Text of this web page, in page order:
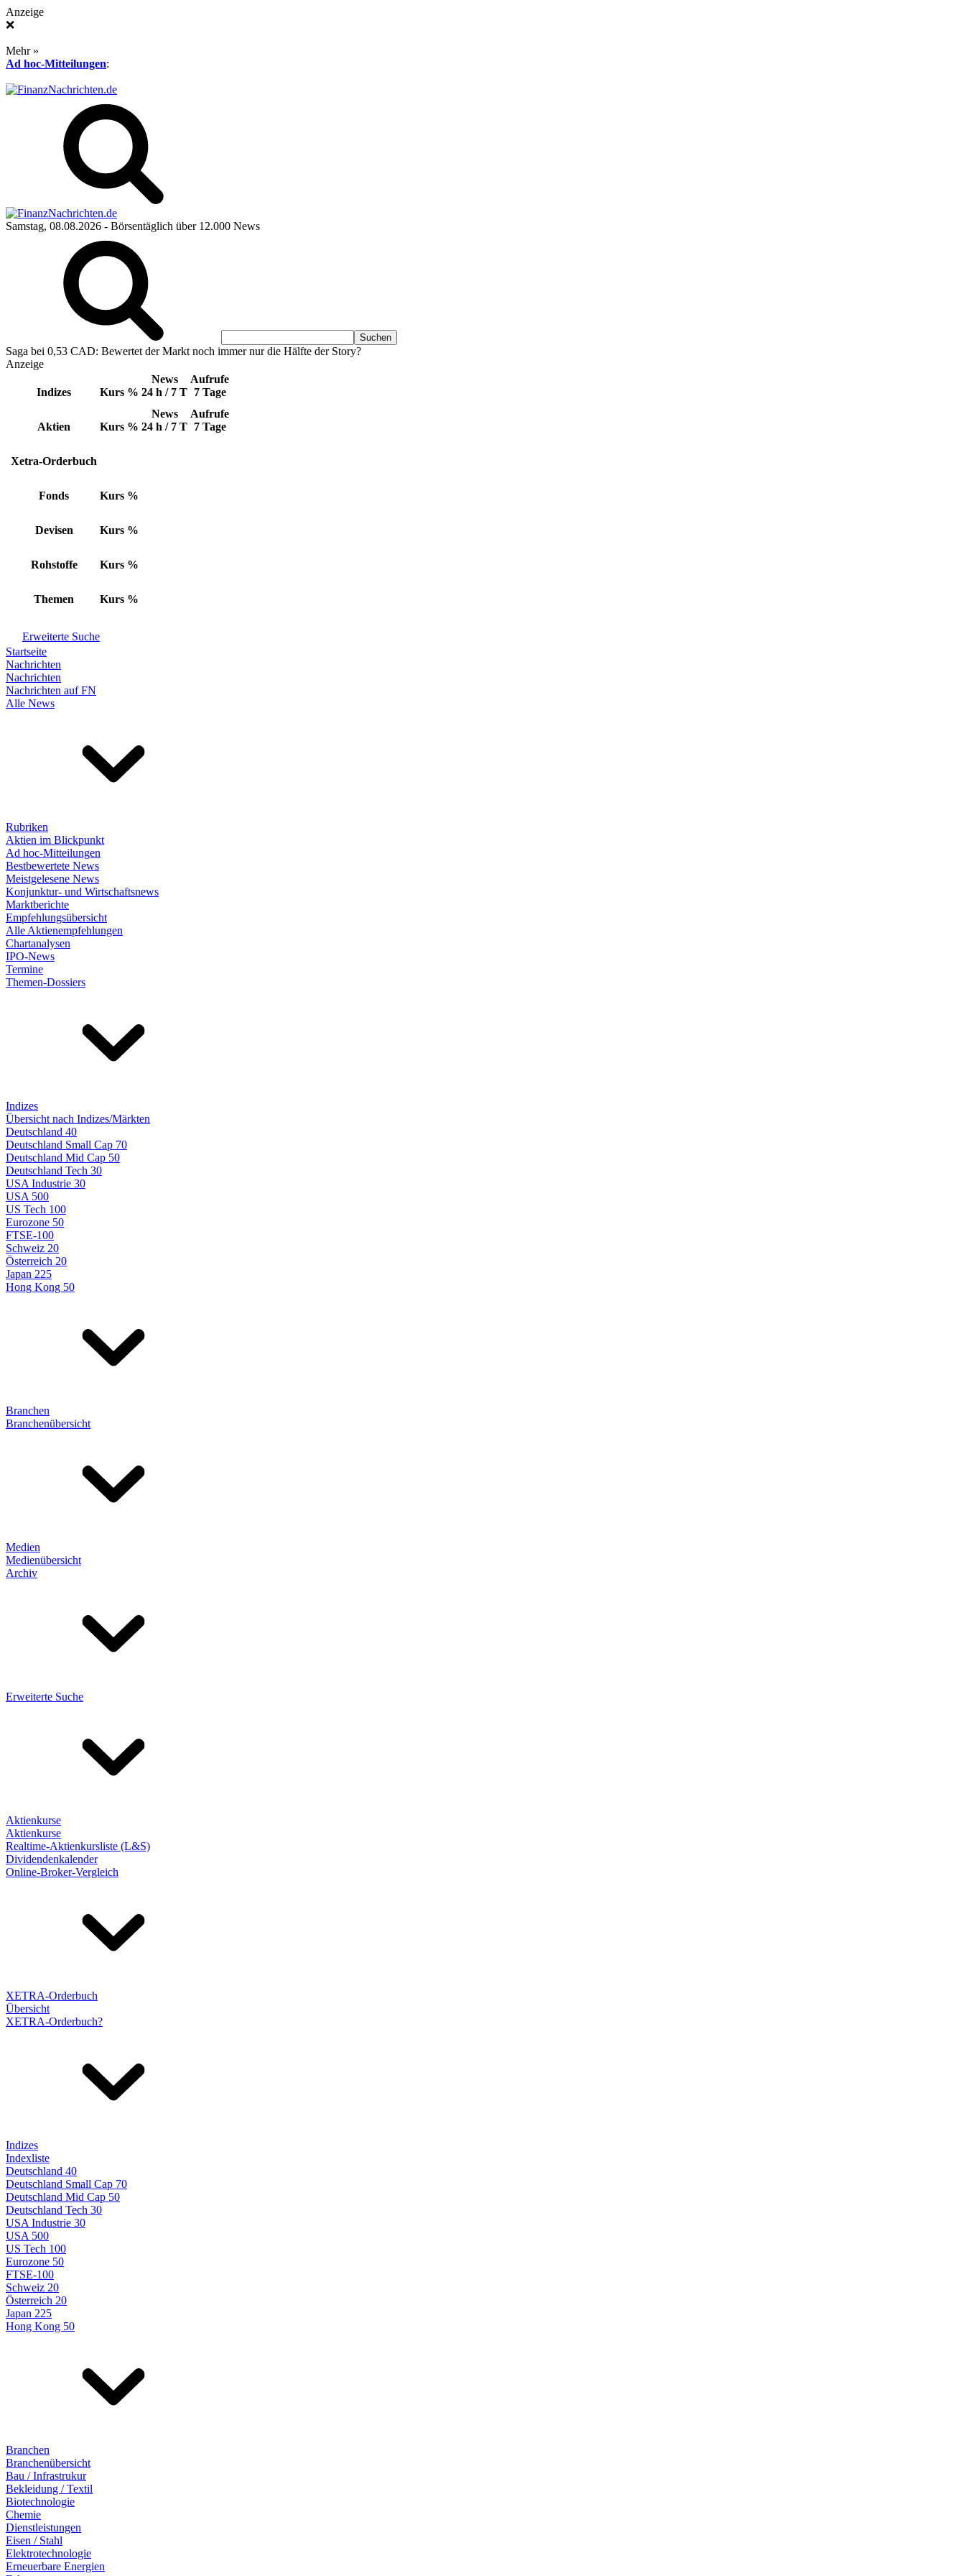
Anzeige
❌
Mehr »
Ad hoc-Mitteilungen:
Samstag, 08.08.2026 - Börsentäglich über 12.000 News
Saga bei 0,53 CAD: Bewertet der Markt noch immer nur die Hälfte der Story?
Anzeige
Indizes Kurs %
News
24 h / 7 T
Aufrufe
7 Tage
Aktien Kurs %
News
24 h / 7 T
Aufrufe
7 Tage
Xetra-Orderbuch
Fonds Kurs %
Devisen Kurs %
Rohstoffe Kurs %
Themen Kurs %
Erweiterte Suche
Startseite
Nachrichten
Nachrichten
Nachrichten auf FN
Alle News
Rubriken
Aktien im Blickpunkt
Ad hoc-Mitteilungen
Bestbewertete News
Meistgelesene News
Konjunktur- und Wirtschaftsnews
Marktberichte
Empfehlungsübersicht
Alle Aktienempfehlungen
Chartanalysen
IPO-News
Termine
Themen-Dossiers
Indizes
Übersicht nach Indizes/Märkten
Deutschland 40
Deutschland Small Cap 70
Deutschland Mid Cap 50
Deutschland Tech 30
USA Industrie 30
USA 500
US Tech 100
Eurozone 50
FTSE-100
Schweiz 20
Österreich 20
Japan 225
Hong Kong 50
Branchen
Branchenübersicht
Medien
Medienübersicht
Archiv
Erweiterte Suche
Aktienkurse
Aktienkurse
Realtime-Aktienkursliste (L&S)
Dividendenkalender
Online-Broker-Vergleich
XETRA-Orderbuch
Übersicht
XETRA-Orderbuch?
Indizes
Indexliste
Deutschland 40
Deutschland Small Cap 70
Deutschland Mid Cap 50
Deutschland Tech 30
USA Industrie 30
USA 500
US Tech 100
Eurozone 50
FTSE-100
Schweiz 20
Österreich 20
Japan 225
Hong Kong 50
Branchen
Branchenübersicht
Bau / Infrastrukur
Bekleidung / Textil
Biotechnologie
Chemie
Dienstleistungen
Eisen / Stahl
Elektrotechnologie
Erneuerbare Energien